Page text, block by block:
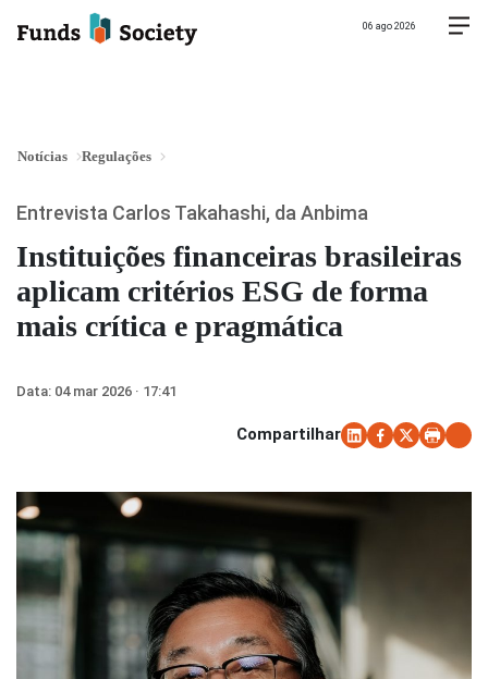
06 ago 2026
Notícias Regulações
Instituições financeiras brasileiras
aplicam critérios ESG de forma
mais crítica e pragmática
Entrevista Carlos Takahashi, da Anbima
Data: 04 mar 2026 · 17:41
Compartilhar